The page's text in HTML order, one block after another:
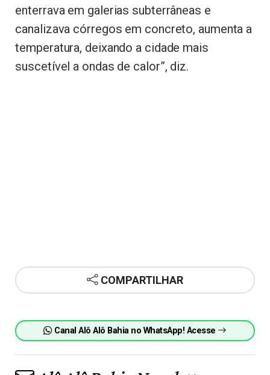
enterrava em galerias subterrâneas e
canalizava córregos em concreto, aumenta a
temperatura, deixando a cidade mais
suscetível a ondas de calor”, diz.
COMPARTILHAR
Canal Alô Alô Bahia no WhatsApp! Acesse